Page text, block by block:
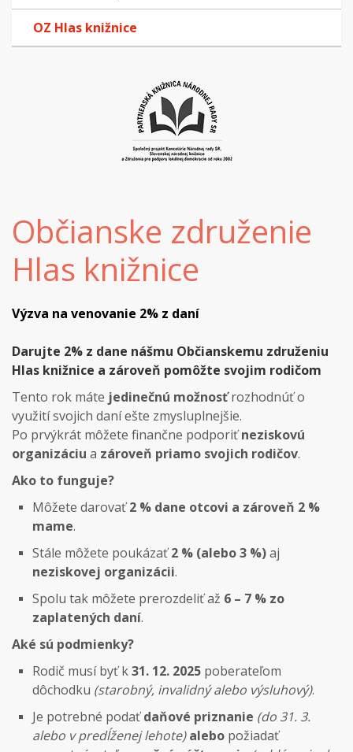
OZ Hlas knižnice
Občianske združenie
Hlas knižnice
Výzva na venovanie 2% z daní
Darujte 2% z dane nášmu Občianskemu združeniu
Hlas knižnice a zároveň pomôžte svojim rodičom
Tento rok máte jedinečnú možnosťrozhodnúť o
využití svojich daní ešte zmysluplnejšie.
Po prvýkrát môžete finančne podporiťneziskovú
organizáciu a zároveň priamo svojich rodičov.
Ako to funguje?
Môžete darovať2 % dane otcovi a zároveň 2 %
mame.
Stále môžete poukázať2 % (alebo 3 %)aj
neziskovej organizácii.
Spolu tak môžete prerozdeliť až 6 – 7 % zo
zaplatených daní.
Aké sú podmienky?
Rodič musí byť k31. 12. 2025 poberateľom
dôchodku (starobný, invalidný alebo výsluhový).
Je potrebné podaťdaňové priznanie (do 31. 3.
alebo v predĺženej lehote)alebo požiadať